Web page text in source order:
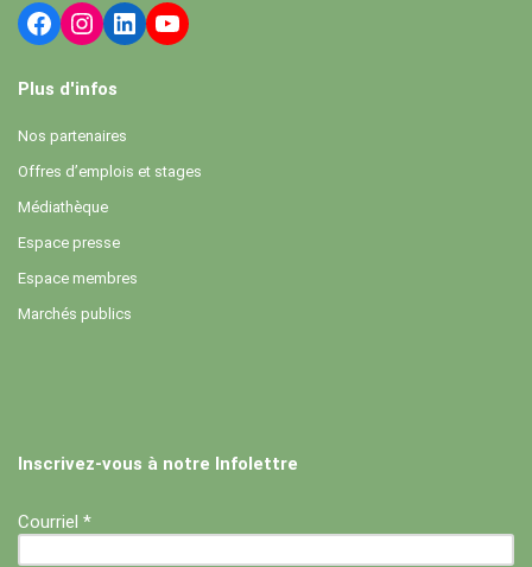
Plus d'infos
Nos partenaires
Offres d’emplois et stages
Médiathèque
Espace presse
Espace membres
Marchés publics
Inscrivez-vous à notre Infolettre
Courriel *